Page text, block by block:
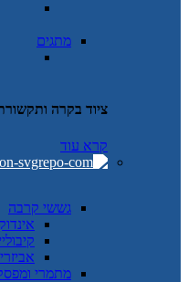
מתגים
ציוד בקרה
קרא עוד
גששי קרבה
מתמרי